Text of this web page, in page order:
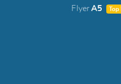
FlyerA5 Top